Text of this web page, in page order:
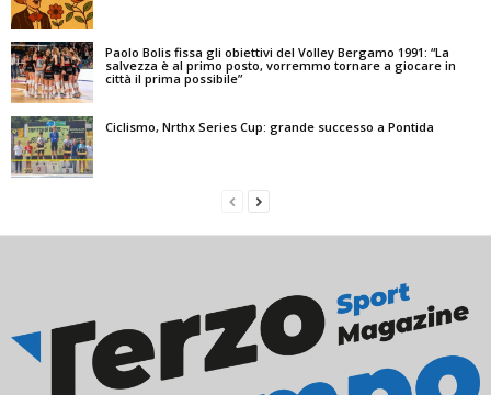
Paolo Bolis fissa gli obiettivi del Volley Bergamo 1991: “La
salvezza è al primo posto, vorremmo tornare a giocare in
città il prima possibile”
Ciclismo, Nrthx Series Cup: grande successo a Pontida